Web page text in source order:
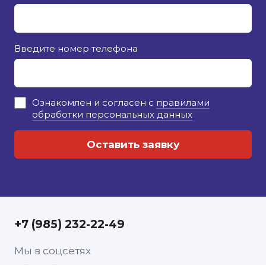
Введите номер телефона
Ознакомлен и согласен с правилами
обработки персональных данных
+7 (985) 232-22-49
Мы в соцсетях